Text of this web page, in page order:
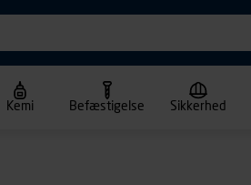
Kemi Befæstigelse Sikkerhed